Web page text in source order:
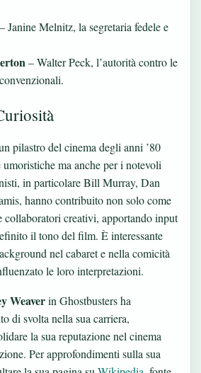
– Janine Melnitz, la segretaria fedele e
– Walter Peck, l’autorità contro le
pilastro del cinema degli anni ’80
ma anche per i notevoli
in particolare Bill Murray, Dan
hanno contribuito non solo come
collaboratori creativi, apportando input
il tono del film. È interessante
nel cabaret e nella comicità
le loro interpretazioni.
Weaverin Ghostbusters ha
di svolta nella sua carriera,
la sua reputazione nel cinema
Per approfondimenti sulla sua